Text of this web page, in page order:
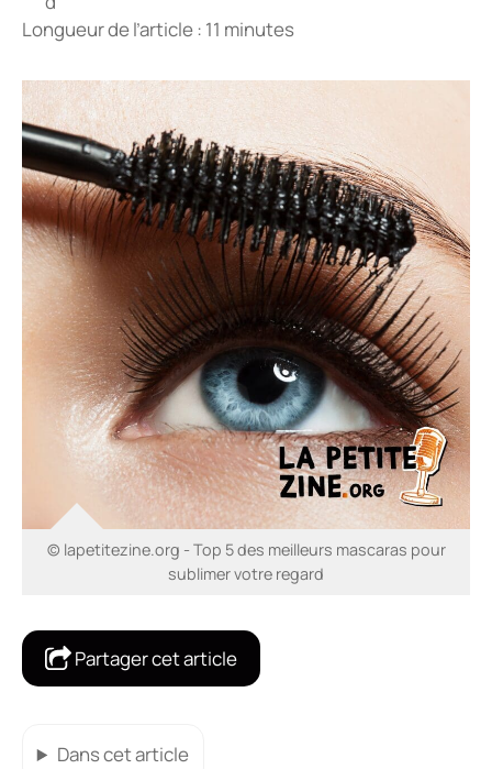
Longueur de l’article : 11 minutes
© lapetitezine.org - Top 5 des meilleurs mascaras pour
sublimer votre regard
Partager cet article
Dans cet article